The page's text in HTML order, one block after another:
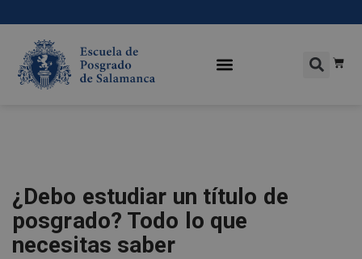
¿Debo estudiar un título de
posgrado? Todo lo que
necesitas saber